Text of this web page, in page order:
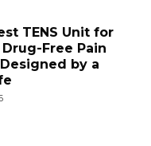
TENS Unit for
Drug-Free Pain
by a